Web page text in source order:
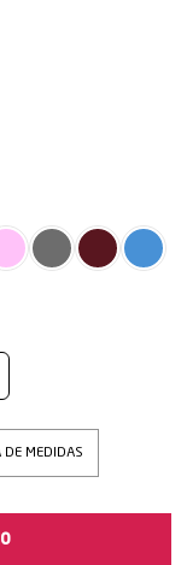
DE MEDIDAS